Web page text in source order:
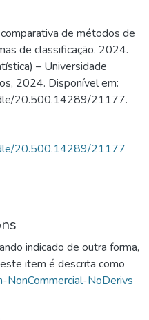
de métodos de
de classificação. 2024.
– Universidade
2024. Disponível em:
20.500.14289/21177.
20.500.14289/21177
indicado de outra forma,
item é descrita como
NonCommercial-NoDerivs